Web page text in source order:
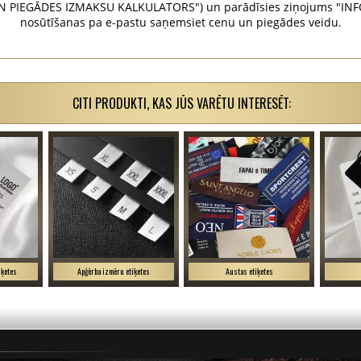
PIEGĀDES IZMAKSU KALKULATORS") un parādīsies ziņojums
nosūtīšanas pa e-pastu saņemsiet cenu un piegādes veidu.
CITI PRODUKTI, KAS JŪS VARĒTU INTERESĒT:
Apģērba izmēru etiķetes Austas etiķetes